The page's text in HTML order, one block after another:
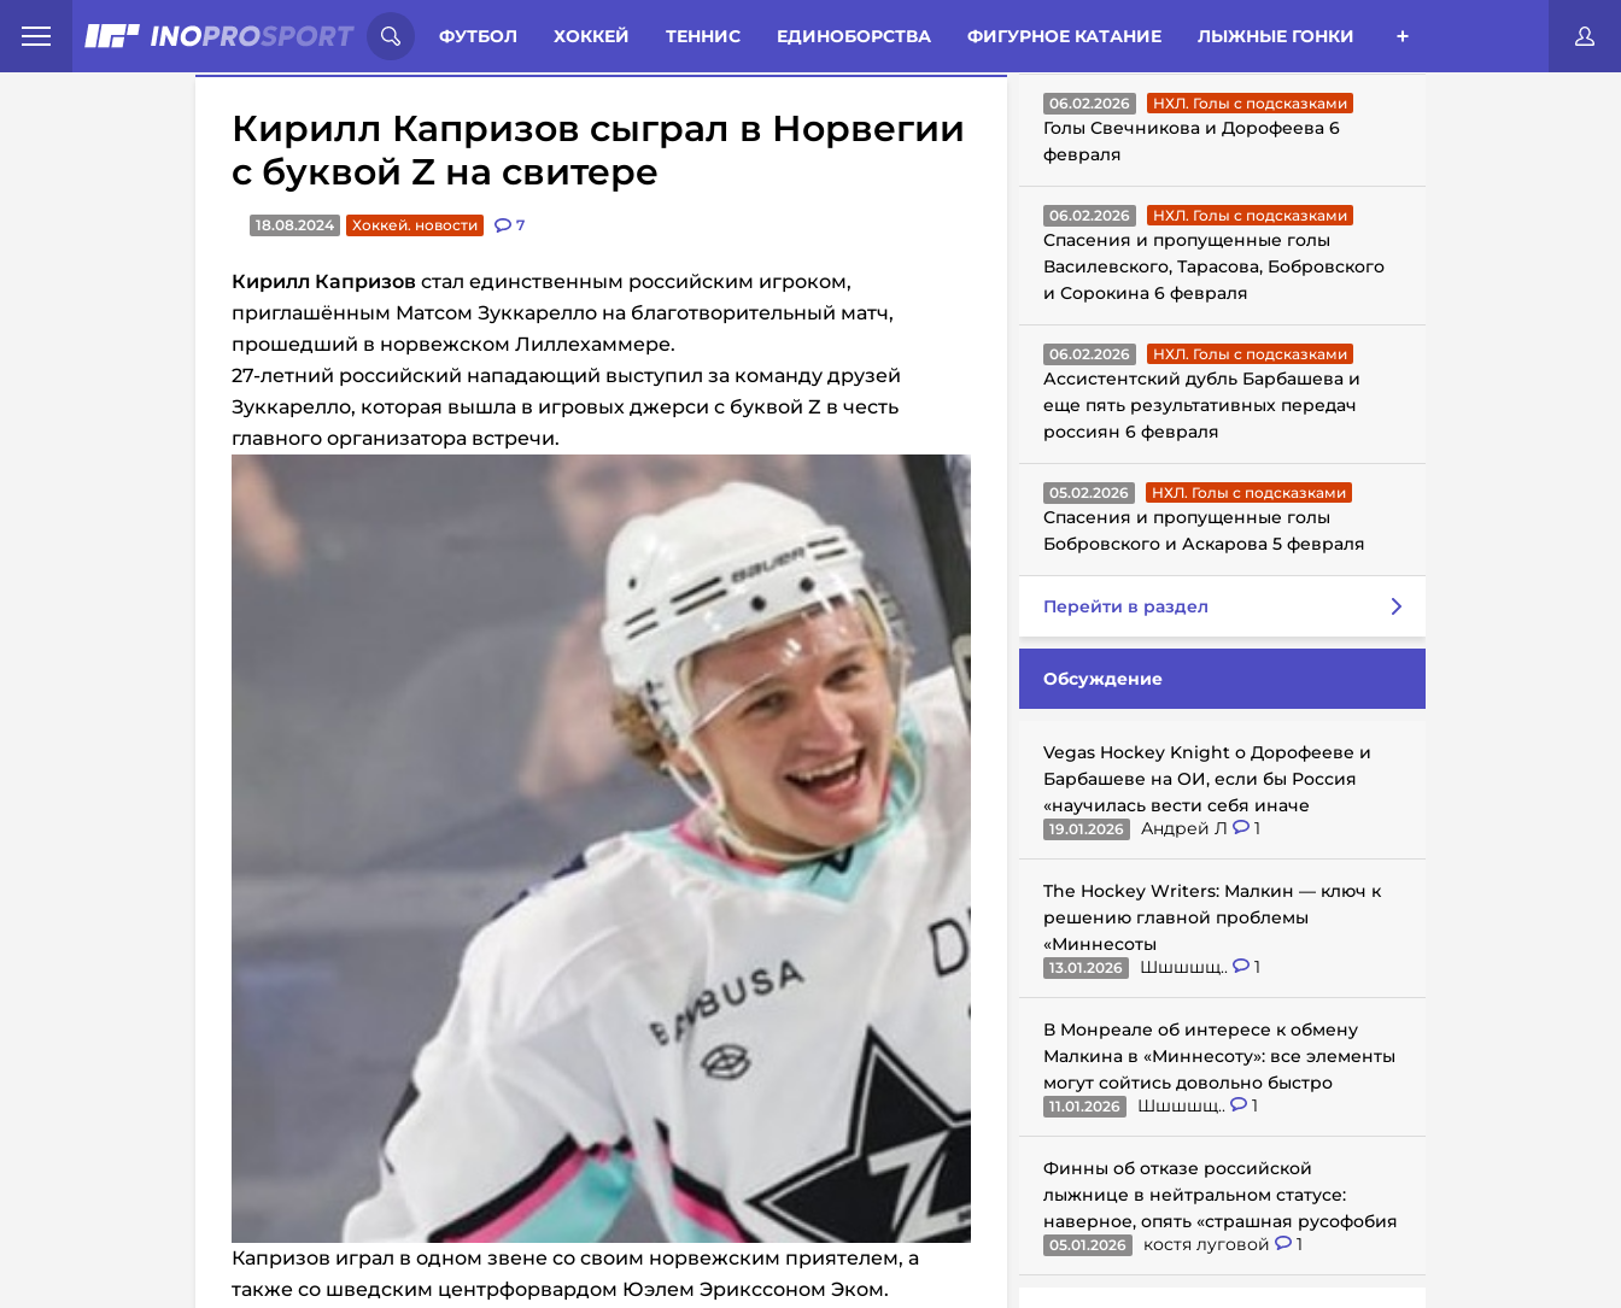
ФУТБОЛ ХОККЕЙ ТЕННИС ЕДИНОБОРСТВА ФИГУРНОЕ КАТАНИЕ ЛЫЖНЫЕ ГОНКИ
Иностранцы о спорте России: Статьи Комменты Новости
Кирилл Капризов сыграл в Норвегии
с буквой Z на свитере
18.08.2024 Хоккей. новости 7
Кирилл Капризов стал единственным российским игроком,
приглашённым Матсом Зуккарелло на благотворительный матч,
прошедший в норвежском Лиллехаммере.
27-летний российский нападающий выступил за команду друзей
Зуккарелло, которая вышла в игровых джерси с буквой Z в честь
главного организатора встречи.
Капризов играл в одном звене со своим норвежским приятелем, а
также со шведским центрфорвардом Юэлем Эрикссоном Эком.
ГОЛЫ С ПОДСКАЗКАМИ
06.02.2026 НХЛ. Голы с подсказками
Голы Свечникова и Дорофеева 6
февраля
06.02.2026 НХЛ. Голы с подсказками
Спасения и пропущенные голы
Василевского, Тарасова, Бобровского
и Сорокина 6 февраля
06.02.2026 НХЛ. Голы с подсказками
Ассистентский дубль Барбашева и
еще пять результативных передач
россиян 6 февраля
05.02.2026 НХЛ. Голы с подсказками
Спасения и пропущенные голы
Бобровского и Аскарова 5 февраля
Перейти в раздел
Обсуждение
Vegas Hockey Knight о Дорофееве и
Барбашеве на ОИ, если бы Россия
«научилась вести себя иначе
19.01.2026 Андрей Л 1
The Hockey Writers: Малкин — ключ к
решению главной проблемы
«Миннесоты
13.01.2026 Шшшшщ.. 1
В Монреале об интересе к обмену
Малкина в «Миннесоту»: все элементы
могут сойтись довольно быстро
11.01.2026 Шшшшщ.. 1
Финны об отказе российской
лыжнице в нейтральном статусе:
наверное, опять «страшная русофобия
05.01.2026 костя луговой 1